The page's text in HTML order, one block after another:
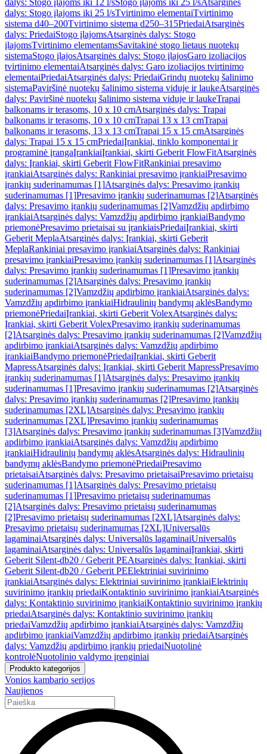
dalys: Stogo įlajoms iki 12 l/sStogo įlajoms iki 25 l/sAtsarginės
dalys: Stogo įlajoms iki 25 l/sTvirtinimo elementaiTvirtinimo
sistema d40–200Tvirtinimo sistema d250–315PriedaiAtsarginės
dalys: PriedaiStogo įlajomsAtsarginės dalys: Stogo
įlajomsTvirtinimo elementamsSavitakinė stogo lietaus nuotekų
sistemaStogo įlajosAtsarginės dalys: Stogo įlajosGaro izoliacijos
tvirtinimo elementaiAtsarginės dalys: Garo izoliacijos tvirtinimo
elementaiPriedaiAtsarginės dalys: PriedaiGrindų nuotekų šalinimo
sistemaPaviršinė nuotekų šalinimo sistema viduje ir laukeAtsarginės
dalys: Paviršinė nuotekų šalinimo sistema viduje ir laukeTrapai
balkonams ir terasoms, 10 x 10 cmAtsarginės dalys: Trapai
balkonams ir terasoms, 10 x 10 cmTrapai 13 x 13 cmTrapai
balkonams ir terasoms, 13 x 13 cmTrapai 15 x 15 cmAtsarginės
dalys: Trapai 15 x 15 cmPriedaiĮrankiai, tinklo komponentai ir
programinė įrangaĮrankiaiĮrankiai, skirti Geberit FlowFitAtsarginės
dalys: Įrankiai, skirti Geberit FlowFitRankiniai presavimo
įrankiaiAtsarginės dalys: Rankiniai presavimo įrankiaiPresavimo
įrankių suderinamumas [1]Atsarginės dalys: Presavimo įrankių
suderinamumas [1]Presavimo įrankių suderinamumas [2]Atsarginės
dalys: Presavimo įrankių suderinamumas [2]Vamzdžių apdirbimo
įrankiaiAtsarginės dalys: Vamzdžių apdirbimo įrankiaiBandymo
priemonėPresavimo prietaisai su įrankiaisPriedaiĮrankiai, skirti
Geberit MeplaAtsarginės dalys: Įrankiai, skirti Geberit
MeplaRankiniai presavimo įrankiaiAtsarginės dalys: Rankiniai
presavimo įrankiaiPresavimo įrankių suderinamumas [1]Atsarginės
dalys: Presavimo įrankių suderinamumas [1]Presavimo įrankių
suderinamumas [2]Atsarginės dalys: Presavimo įrankių
suderinamumas [2]Vamzdžių apdirbimo įrankiaiAtsarginės dalys:
Vamzdžių apdirbimo įrankiaiHidraulinių bandymų aklėsBandymo
priemonėPriedaiĮrankiai, skirti Geberit VolexAtsarginės dalys:
Įrankiai, skirti Geberit VolexPresavimo įrankių suderinamumas
[2]Atsarginės dalys: Presavimo įrankių suderinamumas [2]Vamzdžių
apdirbimo įrankiaiAtsarginės dalys: Vamzdžių apdirbimo
įrankiaiBandymo priemonėPriedaiĮrankiai, skirti Geberit
MapressAtsarginės dalys: Įrankiai, skirti Geberit MapressPresavimo
įrankių suderinamumas [1]Atsarginės dalys: Presavimo įrankių
suderinamumas [1]Presavimo įrankių suderinamumas [2]Atsarginės
dalys: Presavimo įrankių suderinamumas [2]Presavimo įrankių
suderinamumas [2XL]Atsarginės dalys: Presavimo įrankių
suderinamumas [2XL]Presavimo įrankių suderinamumas
[3]Atsarginės dalys: Presavimo įrankių suderinamumas [3]Vamzdžių
apdirbimo įrankiaiAtsarginės dalys: Vamzdžių apdirbimo
įrankiaiHidraulinių bandymų aklėsAtsarginės dalys: Hidraulinių
bandymų aklėsBandymo priemonėPriedaiPresavimo
prietaisaiAtsarginės dalys: Presavimo prietaisaiPresavimo prietaisų
suderinamumas [1]Atsarginės dalys: Presavimo prietaisų
suderinamumas [1]Presavimo prietaisų suderinamumas
[2]Atsarginės dalys: Presavimo prietaisų suderinamumas
[2]Presavimo prietaisų suderinamumas [2XL]Atsarginės dalys:
Presavimo prietaisų suderinamumas [2XL]Universalūs
lagaminaiAtsarginės dalys: Universalūs lagaminaiUniversalūs
lagaminaiAtsarginės dalys: Universalūs lagaminaiĮrankiai, skirti
Geberit Silent-db20 / Geberit PEAtsarginės dalys: Įrankiai, skirti
Geberit Silent-db20 / Geberit PEElektriniai suvirinimo
įrankiaiAtsarginės dalys: Elektriniai suvirinimo įrankiaiElektrinių
suvirinimo įrankių priedaiKontaktinio suvirinimo įrankiaiAtsarginės
dalys: Kontaktinio suvirinimo įrankiaiKontaktinio suvirinimo įrankių
priedaiAtsarginės dalys: Kontaktinio suvirinimo įrankių
priedaiVamzdžių apdirbimo įrankiaiAtsarginės dalys: Vamzdžių
apdirbimo įrankiaiVamzdžių apdirbimo įrankių priedaiAtsarginės
dalys: Vamzdžių apdirbimo įrankių priedaiNuotolinė
kontrolėNuotolinio valdymo įrenginiai
Produkto kategorijos
Vonios kambario serijos
Naujienos